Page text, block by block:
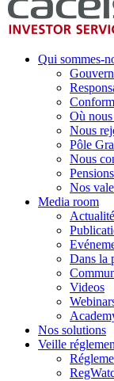
Qui sommes-
Où
Nous
Pôle
Nous
Nos
Media room
Dans la
Videos
Nos solutions
Veille